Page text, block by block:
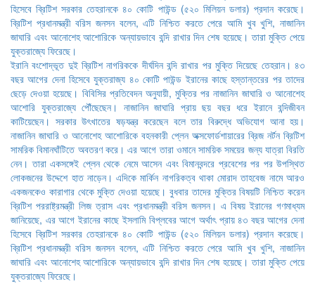
ইরানি বংশোদ্ভূত দুই ব্রিটিশ নাগরিককে দীর্ঘদিন বন্দি রাখার পর মুক্তি দিয়েছে তেহরান। ৪৩
বছর আগের দেনা হিসেবে যুক্তরাজ্য ৪০ কোটি পাউন্ড ইরানের কাছে হস্তান্তরের পর তাদের
ছেড়ে দেওয়া হয়েছে। বিবিসির প্রতিবেদন অনুযায়ী, মুক্তির পর নাজানিন জাঘারি ও আনোশেহ
আশোরি যুক্তরাজ্যে পৌঁছেছেন। নাজানিন জাঘারি প্রায় ছয় বছর ধরে ইরানে বন্দিজীবন
কাটিয়েছেন। সরকার উৎখাতের ষড়যন্ত্র করেছেন বলে তার বিরুদ্ধে অভিযোগ আনা হয়।
নাজানিন জাঘারি ও আনোশেহ আশোরিকে বহনকারী প্লেন অক্সফোর্ডশায়ারের ব্রিজ নর্টন ব্রিটিশ
সামরিক বিমানঘাঁটিতে অবতরণ করে। এর আগে তারা ওমানে সাময়িক সময়ের জন্য যাত্রা বিরতি
নেন। তারা একসঙ্গেই প্লেন থেকে নেমে আসেন এবং বিমানবন্দরে প্রবেশের পর পর উপস্থিত
লোকজনের উদ্দেশে হাত নাড়েন। এদিকে মার্কিন নাগরিকত্ব থাকা মোরাদ তাহবেজ নামে আরও
একজনকেও কারাগার থেকে মুক্তি দেওয়া হয়েছে। বুধবার তাদের মুক্তির বিষয়টি নিশ্চিত করেন
ব্রিটিশ পররাষ্ট্রমন্ত্রী লিজ ত্রাস এবং প্রধানমন্ত্রী বরিস জনসন। এ বিষয় ইরানের গণমাধ্যম
জানিয়েছে, এর আগে ইরানের কাছে ইসলামি বিপ্লবের আগে অর্থাৎ প্রায় ৪৩ বছর আগের দেনা
হিসেবে ব্রিটিশ সরকার তেহরানকে ৪০ কোটি পাউন্ড (৫২০ মিলিয়ন ডলার) প্রদান করেছে।
ব্রিটিশ প্রধানমন্ত্রী বরিস জনসন বলেন, এটি নিশ্চিত করতে পেরে আমি খুব খুশি, নাজানিন
জাঘারি এবং আনোশেহ আশোরিকে অন্যায়ভাবে বন্দি রাখার দিন শেষ হয়েছে। তারা মুক্তি পেয়ে
যুক্তরাজ্যে ফিরেছে।